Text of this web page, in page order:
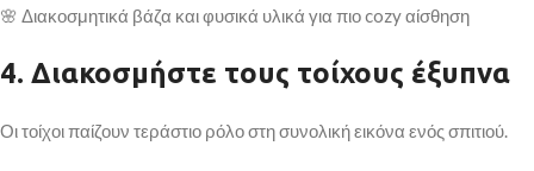
🌸 Διακοσμητικά βάζα και φυσικά υλικά για πιο cozy αίσθηση
4. Διακοσμήστε τους τοίχους έξυπνα
Οι τοίχοι παίζουν τεράστιο ρόλο στη συνολική εικόνα ενός σπιτιού.